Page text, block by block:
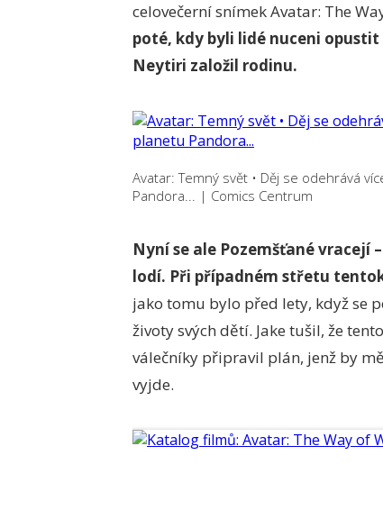
celovečerní snímek Avatar: The
poté, kdy byli lidé nuceni opustit
Neytiri založil rodinu.
Avatar: Temný svět • Děj se odehrává
Pandora... | Comics Centrum
Nyní se ale Pozemšťané vracejí
lodí. Při případném střetu
jako tomu bylo před lety, když se
životy svých dětí. Jake tušil, že
válečníky připravil plán, jenž by
vyjde.